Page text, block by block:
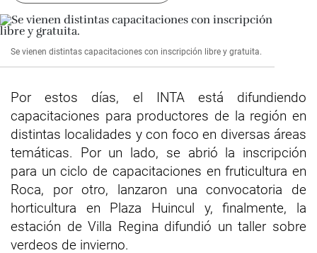
Se vienen distintas capacitaciones con inscripción libre y gratuita.
Por estos días, el INTA está difundiendo
capacitaciones para productores de la región en
distintas localidades y con foco en diversas áreas
temáticas. Por un lado, se abrió la inscripción
para un ciclo de capacitaciones en fruticultura en
Roca, por otro, lanzaron una convocatoria de
horticultura en Plaza Huincul y, finalmente, la
estación de Villa Regina difundió un taller sobre
verdeos de invierno.